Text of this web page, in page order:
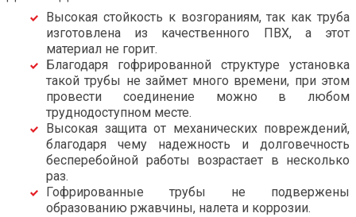
Высокая стойкость к возгораниям, так как труба
изготовлена из качественного ПВХ, а этот
материал не горит.
Благодаря гофрированной структуре установка
такой трубы не займет много времени, при этом
провести соединение можно в любом
труднодоступном месте.
Высокая защита от механических повреждений,
благодаря чему надежность и долговечность
бесперебойной работы возрастает в несколько
раз.
Гофрированные трубы не подвержены
образованию ржавчины, налета и коррозии.